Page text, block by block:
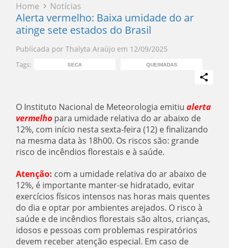
Home Notícias
Alerta vermelho: Baixa umidade do ar
atinge sete estados do Brasil
Publicada por Thalyta Araújo em 12/09/2025
Tags: SECA QUEIMADAS
O Instituto Nacional de Meteorologia emitiualerta
vermelho para umidade relativa do ar abaixo de
12%, com início nesta sexta-feira (12) e finalizando
na mesma data às 18h00. Os riscos são: grande
risco de incêndios florestais e à saúde.
Atenção: com a umidade relativa do ar abaixo de
12%, é importante manter-se hidratado, evitar
exercícios físicos intensos nas horas mais quentes
do dia e optar por ambientes arejados. O risco à
saúde e de incêndios florestais são altos, crianças,
idosos e pessoas com problemas respiratórios
devem receber atenção especial. Em caso de